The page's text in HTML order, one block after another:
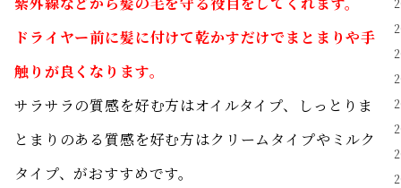
ドライヤー前に髪に付けて乾かすだけでまとまりや手
触りが良くなります。
サラサラの質感を好む方はオイルタイプ、しっとりま
とまりのある質感を好む方はクリームタイプやミルク
タイプ、がおすすめです。